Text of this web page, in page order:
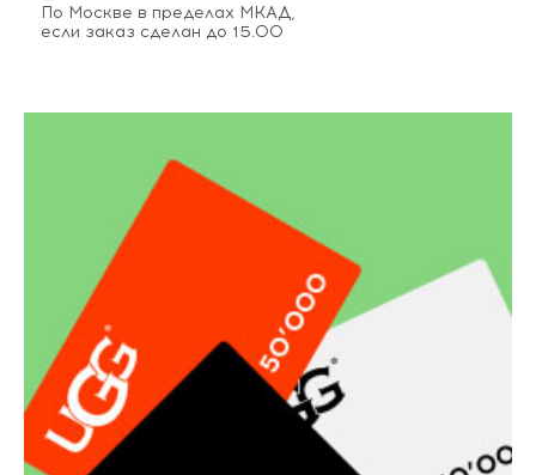
По Москве в пределах МКАД,
если заказ сделан до 15.00